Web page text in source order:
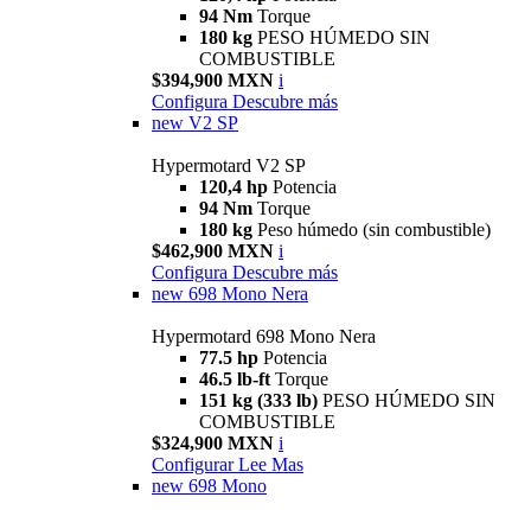
94 Nm Torque
180 kg PESO HÚMEDO SIN
COMBUSTIBLE
$394,900 MXN i
Configura Descubre más
new V2 SP
Hypermotard V2 SP
120,4 hp Potencia
94 Nm Torque
180 kg Peso húmedo (sin combustible)
$462,900 MXN i
Configura Descubre más
new 698 Mono Nera
Hypermotard 698 Mono Nera
77.5 hp Potencia
46.5 lb-ft Torque
151 kg (333 lb) PESO HÚMEDO SIN
COMBUSTIBLE
$324,900 MXN i
Configurar Lee Mas
new 698 Mono